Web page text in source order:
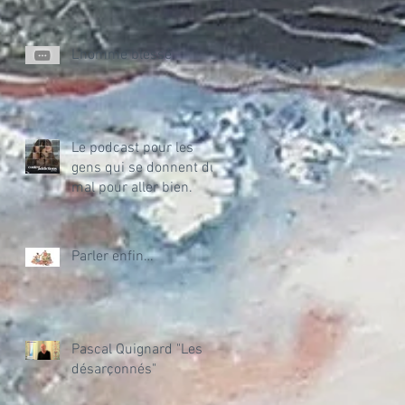
L'homme blessé
Le podcast pour les
gens qui se donnent du
mal pour aller bien.
Parler enfin…
Pascal Quignard "Les
désarçonnés"